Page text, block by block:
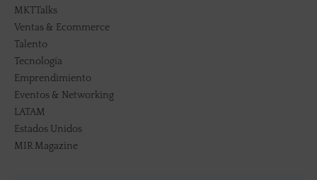
MKTTalks
Ventas & Ecommerce
Talento
Tecnología
Emprendimiento
Eventos & Networking
LATAM
Estados Unidos
MIR Magazine